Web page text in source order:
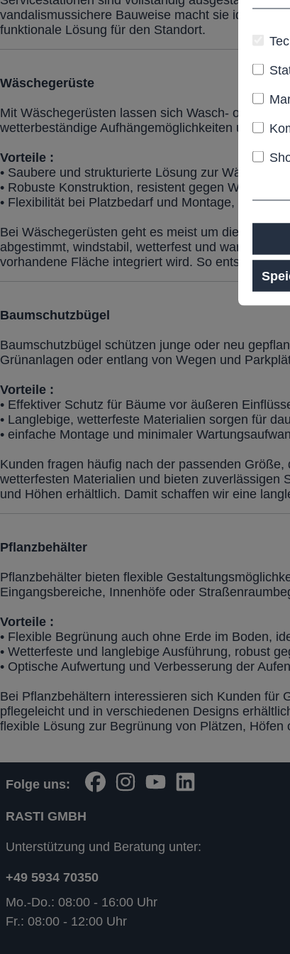
vandalismussichere Bauweise macht sie ideal für
funktionale Lösung für den Standort.
Wäschegerüste
Mit Wäschegerüsten lassen sich Wasch- oder
wetterbeständige Aufhängemöglichkeiten und
Vorteile :
• Saubere und strukturierte Lösung zur
• Robuste Konstruktion, resistent gegen Witterung
• Flexibilität bei Platzbedarf und Montage,
Bei Wäschegerüsten geht es meist um die
abgestimmt, windstabil, wetterfest und
vorhandene Fläche integriert wird. So entsteht
Baumschutzbügel
Baumschutzbügel schützen junge oder neu
Grünanlagen oder entlang von Wegen und
Vorteile :
• Effektiver Schutz für Bäume vor äußeren
• Langlebige, wetterfeste Materialien sorgen für
• einfache Montage und minimaler
Kunden fragen häufig nach der passenden
wetterfesten Materialien und bieten zuverlässigen
und Höhen erhältlich. Damit schaffen wir eine
Pflanzbehälter
Pflanzbehälter bieten flexible
Eingangsbereiche, Innenhöfe oder
Vorteile :
• Flexible Begrünung auch ohne Erde im Boden,
• Wetterfeste und langlebige Ausführung, robust
• Optische Aufwertung und Verbesserung der
Bei Pflanzbehältern interessieren sich Kunden für
pflegeleicht und in verschiedenen Designs
flexible Lösung zur Begrünung von Plätzen,
Folge uns:
RASTI GMBH
Unterstützung und Beratung unter:
+49 5934 70350
Mo.-Do.: 08:00 - 16:00 Uhr
Fr.: 08:00 - 12:00 Uhr